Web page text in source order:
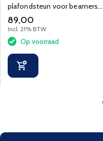
plafondsteun voor beamers
tot 15 kg met snelkoppeling
en kabelbeheer.
89,00
Incl. 21% BTW
Op voorraad